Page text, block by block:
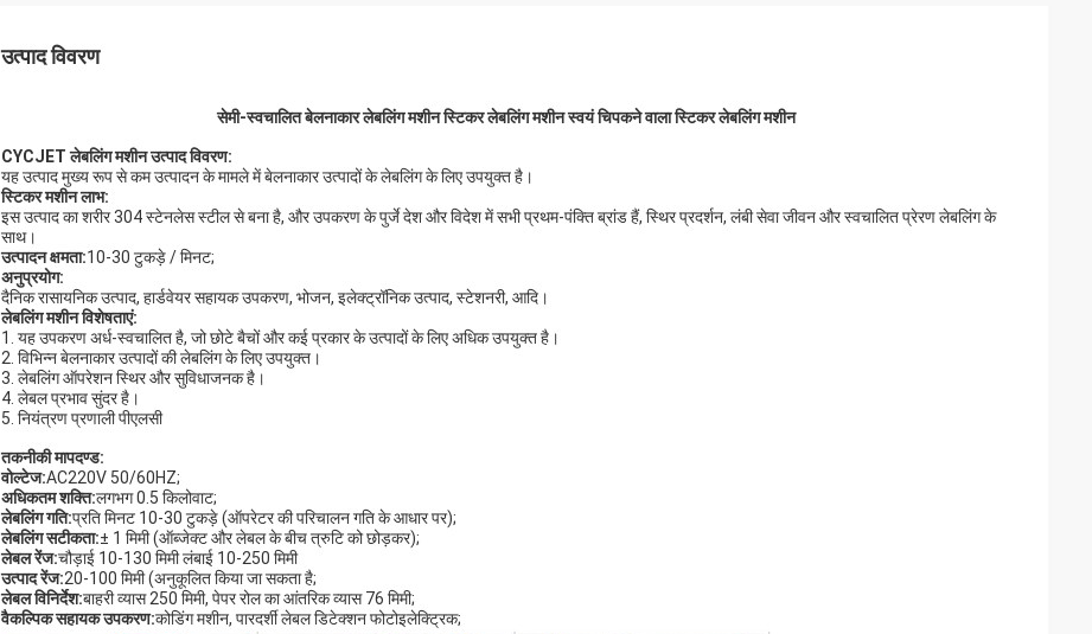
उत्पाद विवरण
सेमी-स्वचालित बेलनाकार लेबलिंग मशीन स्टिकर लेबलिंग मशीन स्वयं चिपकने वाला स्टिकर लेबलिंग मशीन
CYCJET लेबलिंग मशीन उत्पाद विवरण:
यह उत्पाद मुख्य रूप से कम उत्पादन के मामले में बेलनाकार उत्पादों के लेबलिंग के लिए उपयुक्त है।
स्टिकर मशीन लाभ:
इस उत्पाद का शरीर 304 स्टेनलेस स्टील से बना है, और उपकरण के पुर्जे देश और विदेश में सभी प्रथम-पंक्ति ब्रांड हैं, स्थिर प्रदर्शन, लंबी सेवा जीवन और स्वचालित प्रेरण लेबलिंग के
साथ।
उत्पादन क्षमता:10-30 टुकड़े / मिनट;
अनुप्रयोग:
दैनिक रासायनिक उत्पाद, हार्डवेयर सहायक उपकरण, भोजन, इलेक्ट्रॉनिक उत्पाद, स्टेशनरी, आदि।
लेबलिंग मशीन विशेषताएं:
1. यह उपकरण अर्ध-स्वचालित है, जो छोटे बैचों और कई प्रकार के उत्पादों के लिए अधिक उपयुक्त है।
2. विभिन्न बेलनाकार उत्पादों की लेबलिंग के लिए उपयुक्त।
3. लेबलिंग ऑपरेशन स्थिर और सुविधाजनक है।
4. लेबल प्रभाव सुंदर है।
5. नियंत्रण प्रणाली पीएलसी
तकनीकी मापदण्ड:
वोल्टेज:AC220V 50/60HZ;
अधिकतम शक्ति:लगभग 0.5 किलोवाट;
लेबलिंग गति:प्रति मिनट 10-30 टुकड़े (ऑपरेटर की परिचालन गति के आधार पर);
लेबलिंग सटीकता:± 1 मिमी (ऑब्जेक्ट और लेबल के बीच त्रुटि को छोड़कर);
लेबल रेंज:चौड़ाई 10-130 मिमी लंबाई 10-250 मिमी
उत्पाद रेंज:20-100 मिमी (अनुकूलित किया जा सकता है;
लेबल विनिर्देश:बाहरी व्यास 250 मिमी, पेपर रोल का आंतरिक व्यास 76 मिमी;
वैकल्पिक सहायक उपकरण:कोडिंग मशीन, पारदर्शी लेबल डिटेक्शन फोटोइलेक्ट्रिक;